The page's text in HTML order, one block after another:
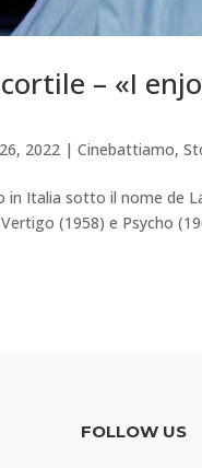
– «I
2022 |Cinebattiamo,
in Italia sotto il nome de
(1958) e Psycho
FOLLOW US